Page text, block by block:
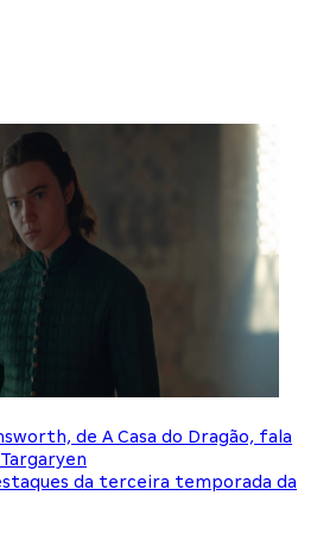
de A Casa do Dragão, fala
da terceira temporada da